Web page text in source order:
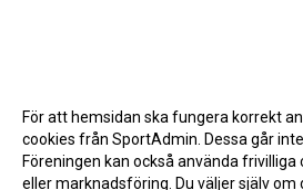
För att hemsidan ska fungera korrekt
cookies från SportAdmin. Dessa går
Föreningen kan också använda
eller marknadsföring. Du väljer själv om